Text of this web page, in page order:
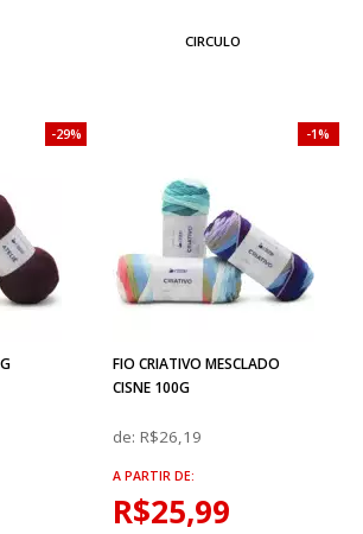
CIRCULO
29%
FIO CRIATIVO MESCLADO
CISNE 100G
de: R$26,19
A PARTIR DE:
R$25,99
1%